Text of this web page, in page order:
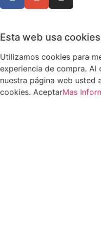
Esta web usa cookies
Utilizamos cookies para
experiencia de compra. Al
nuestra página web usted
cookies. AceptarMas